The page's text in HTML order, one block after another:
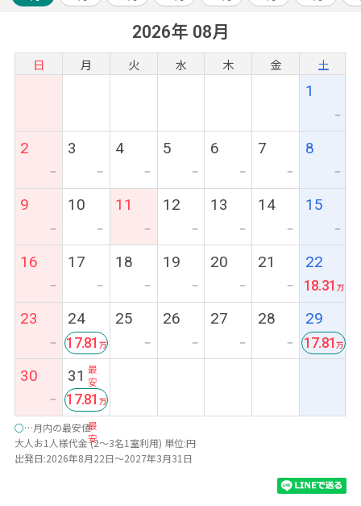
2026年 08月
日 月 火 水 木 金 土
1
ー
2
ー
3
ー
4
ー
5
ー
6
ー
7
ー
8
ー
9
ー
10
ー
11
ー
12
ー
13
ー
14
ー
15
ー
16
ー
17
ー
18
ー
19
ー
20
ー
21
ー
22
18.31
23
ー
24
最
安
17.81
25
ー
26
ー
27
ー
28
ー
29
17.81
30
ー
31
最
安
17.81
○…月内の最安値
大人お1人様代金 (2～3名1室利用) 単位:円
出発日:2026年8月22日～2027年3月31日